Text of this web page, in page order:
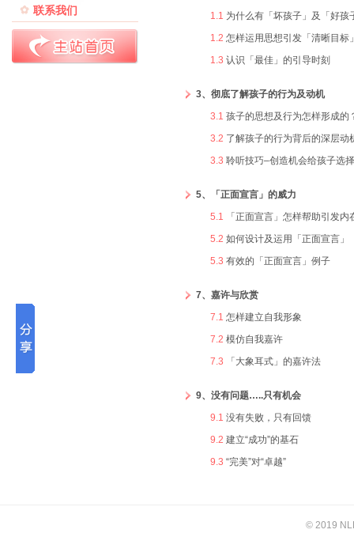
联系我们
1.1 为什么有「坏孩子」及「好孩
1.2 怎样运用思想引发「清晰目标
1.3 认识「最佳」的引导时刻
3、彻底了解孩子的行为及动机
3.1 孩子的思想及行为怎样形成的
3.2 了解孩子的行为背后的深层动
3.3 聆听技巧–创造机会给孩子选
5、「正面宣言」的威力
5.1 「正面宣言」怎样帮助引发内
5.2 如何设计及运用「正面宣言」
5.3 有效的「正面宣言」例子
7、嘉许与欣赏
7.1 怎样建立自我形象
7.2 模仿自我嘉许
7.3 「大象耳式」的嘉许法
9、没有问题…..只有机会
9.1 没有失败，只有回馈
9.2 建立“成功”的基石
9.3 “完美”对“卓越”
© 2019